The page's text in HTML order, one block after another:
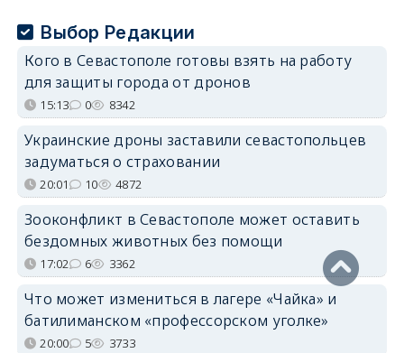
Выбор Редакции
Кого в Севастополе готовы взять на работу
для защиты города от дронов
15:13 0 8342
Украинские дроны заставили севастопольцев
задуматься о страховании
20:01 10 4872
Зооконфликт в Севастополе может оставить
бездомных животных без помощи
17:02 6 3362
Что может измениться в лагере «Чайка» и
батилиманском «профессорском уголке»
20:00 5 3733